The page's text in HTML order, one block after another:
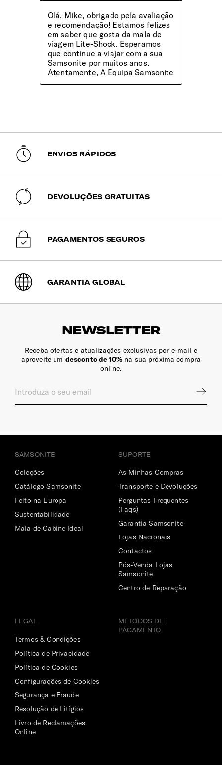
Guarde a roupa de forma organizada e sem vincos com as
cintas elásticas cruzadas. O bolso lateral com fecho de
correr permite organizar peças de roupa mais delicadas
Cintas Ajustadoras
Fitas elásticas transversais funcionais no compartimento
ENVIOS RÁPIDOS
DEVOLUÇÕES GRATUITAS
PAGAMENTOS SEGUROS
GARANTIA GLOBAL
NEWSLETTER
Receba ofertas e atualizações exclusivas por e-mail e
aproveite um desconto de 10%na sua próxima compra
online.
SAMSONITE
Coleções
Catálogo Samsonite
Feito na Europa
Sustentabilidade
Mala de Cabine Ideal
SUPORTE
As Minhas Compras
Transporte e Devoluções
Perguntas Frequentes
(Faqs)
Garantia Samsonite
Lojas Nacionais
Contactos
Pós-Venda Lojas
Samsonite
Centro de Reparação
LEGAL
Termos & Condições
Política de Privacidade
Política de Cookies
Configurações de Cookies
Segurança e Fraude
Resolução de Litígios
Livro de Reclamações
Online
MÉTODOS DE
PAGAMENTO